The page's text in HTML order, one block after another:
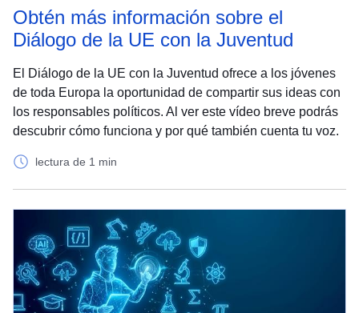
Obtén más información sobre el
Diálogo de la UE con la Juventud
El Diálogo de la UE con la Juventud ofrece a los jóvenes
de toda Europa la oportunidad de compartir sus ideas con
los responsables políticos. Al ver este vídeo breve podrás
descubrir cómo funciona y por qué también cuenta tu voz.
lectura de 1 min